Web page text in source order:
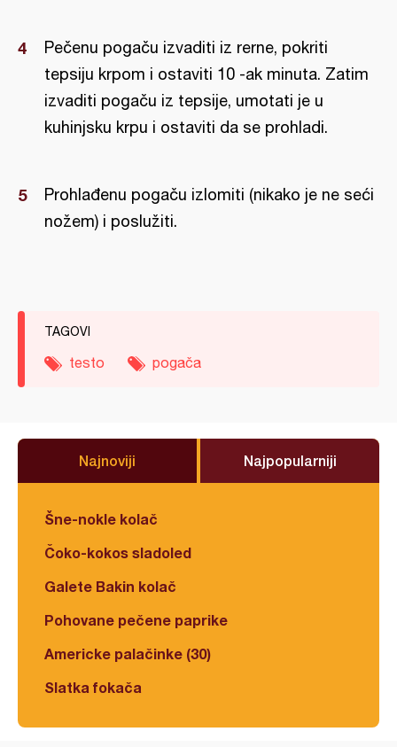
Pečenu pogaču izvaditi iz rerne, pokriti
tepsiju krpom i ostaviti 10 -ak minuta. Zatim
izvaditi pogaču iz tepsije, umotati je u
kuhinjsku krpu i ostaviti da se prohladi.
Prohlađenu pogaču izlomiti (nikako je ne seći
nožem) i poslužiti.
TAGOVI
testo pogača
Najnoviji Najpopularniji
Šne-nokle kolač
Čoko-kokos sladoled
Galete Bakin kolač
Pohovane pečene paprike
Americke palačinke (30)
Slatka fokača